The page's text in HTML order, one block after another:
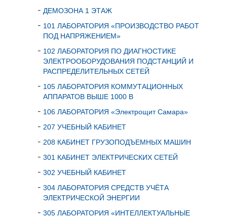
ДЕМОЗОНА 1 ЭТАЖ
101 ЛАБОРАТОРИЯ «ПРОИЗВОДСТВО РАБОТ
ПОД НАПРЯЖЕНИЕМ»
102 ЛАБОРАТОРИЯ ПО ДИАГНОСТИКЕ
ЭЛЕКТРООБОРУДОВАНИЯ ПОДСТАНЦИЙ И
РАСПРЕДЕЛИТЕЛЬНЫХ СЕТЕЙ
105 ЛАБОРАТОРИЯ КОММУТАЦИОННЫХ
АППАРАТОВ ВЫШЕ 1000 В
106 ЛАБОРАТОРИЯ «Электрощит Самара»
207 УЧЕБНЫЙ КАБИНЕТ
208 КАБИНЕТ ГРУЗОПОДЪЕМНЫХ МАШИН
301 КАБИНЕТ ЭЛЕКТРИЧЕСКИХ СЕТЕЙ
302 УЧЕБНЫЙ КАБИНЕТ
304 ЛАБОРАТОРИЯ СРЕДСТВ УЧЁТА
ЭЛЕКТРИЧЕСКОЙ ЭНЕРГИИ
305 ЛАБОРАТОРИЯ «ИНТЕЛЛЕКТУАЛЬНЫЕ